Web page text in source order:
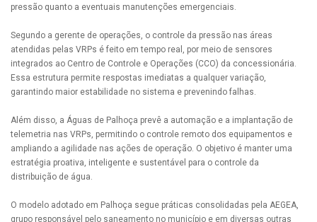
pressão quanto a eventuais manutenções emergenciais.
Segundo a gerente de operações, o controle da pressão nas áreas
atendidas pelas VRPs é feito em tempo real, por meio de sensores
integrados ao Centro de Controle e Operações (CCO) da concessionária.
Essa estrutura permite respostas imediatas a qualquer variação,
garantindo maior estabilidade no sistema e prevenindo falhas.
Além disso, a Águas de Palhoça prevê a automação e a implantação de
telemetria nas VRPs, permitindo o controle remoto dos equipamentos e
ampliando a agilidade nas ações de operação. O objetivo é manter uma
estratégia proativa, inteligente e sustentável para o controle da
distribuição de água.
O modelo adotado em Palhoça segue práticas consolidadas pela AEGEA,
grupo responsável pelo saneamento no município e em diversas outras